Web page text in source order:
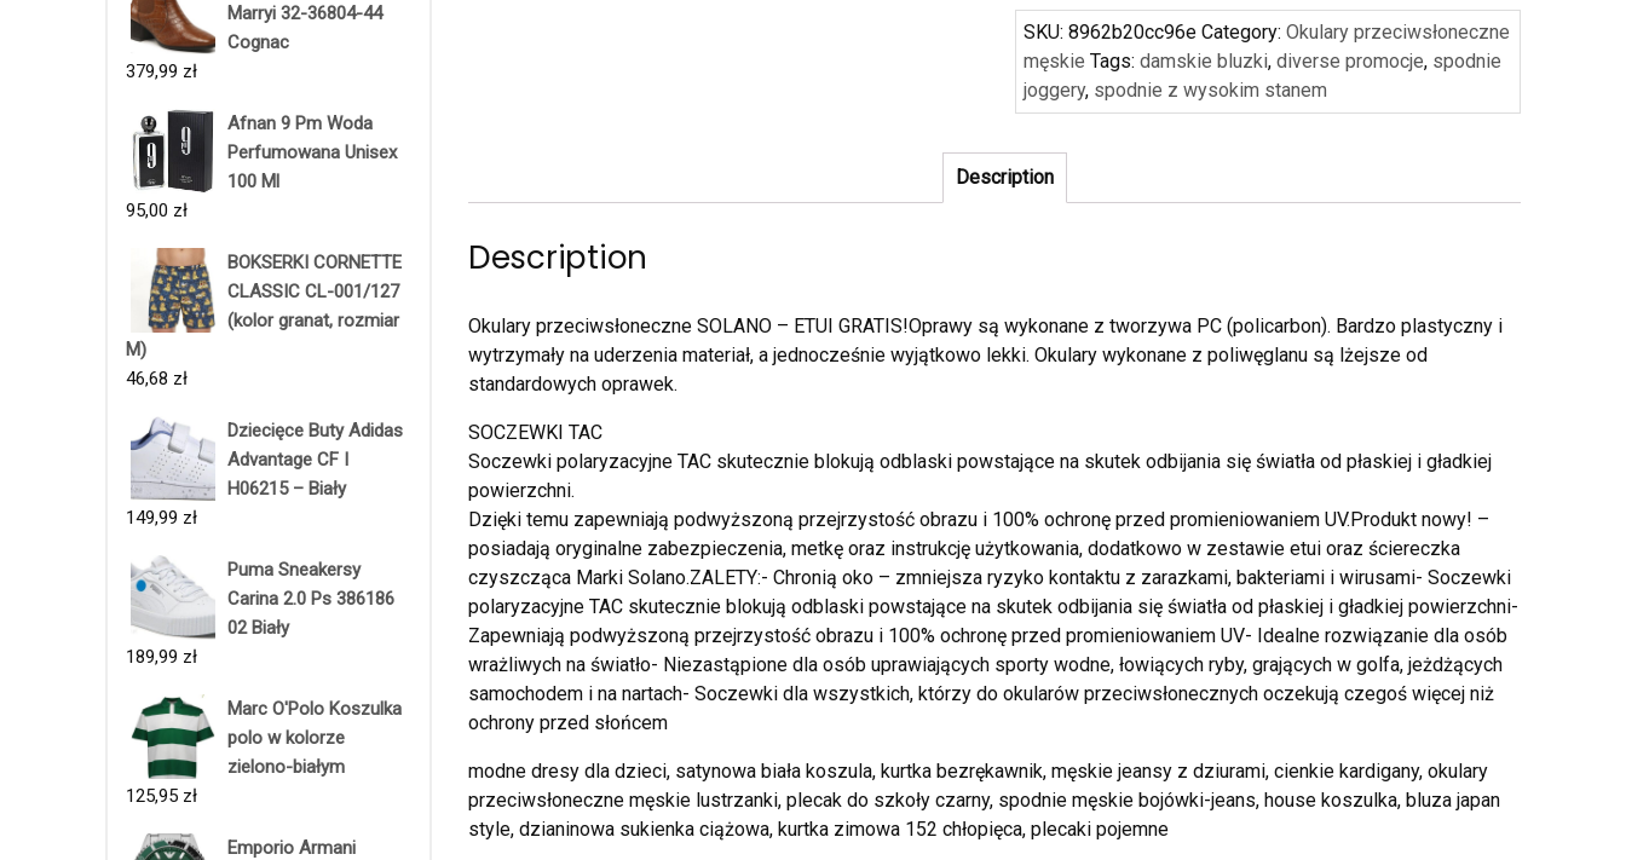
Marryi 32-36804-44
Cognac
379,99 zł
Afnan 9 Pm Woda
Perfumowana Unisex
100 Ml
95,00 zł
BOKSERKI CORNETTE
CLASSIC CL-001/127
(kolor granat, rozmiar
M)
46,68 zł
Dziecięce Buty Adidas
Advantage CF I
H06215 – Biały
149,99 zł
Puma Sneakersy
Carina 2.0 Ps 386186
02 Biały
189,99 zł
Marc O'Polo Koszulka
polo w kolorze
zielono-białym
125,95 zł
Emporio Armani
SKU:8962b20cc96e Category:Okulary przeciwsłoneczne
męskie Tags:damskie bluzki,diverse promocje, spodnie
joggery, spodnie z wysokim stanem
Description
Description
Okulary przeciwsłoneczne SOLANO – ETUI GRATIS!Oprawy są wykonane z tworzywa PC (policarbon). Bardzo plastyczny i
wytrzymały na uderzenia materiał, a jednocześnie wyjątkowo lekki. Okulary wykonane z poliwęglanu są lżejsze od
standardowych oprawek.
SOCZEWKI TAC
Soczewki polaryzacyjne TAC skutecznie blokują odblaski powstające na skutek odbijania się światła od płaskiej i gładkiej
powierzchni.
Dzięki temu zapewniają podwyższoną przejrzystość obrazu i 100% ochronę przed promieniowaniem UV.Produkt nowy! –
posiadają oryginalne zabezpieczenia, metkę oraz instrukcję użytkowania, dodatkowo w zestawie etui oraz ściereczka
czyszcząca Marki Solano.ZALETY:- Chronią oko – zmniejsza ryzyko kontaktu z zarazkami, bakteriami i wirusami- Soczewki
polaryzacyjne TAC skutecznie blokują odblaski powstające na skutek odbijania się światła od płaskiej i gładkiej powierzchni-
Zapewniają podwyższoną przejrzystość obrazu i 100% ochronę przed promieniowaniem UV- Idealne rozwiązanie dla osób
wrażliwych na światło- Niezastąpione dla osób uprawiających sporty wodne, łowiących ryby, grających w golfa, jeżdżących
samochodem i na nartach- Soczewki dla wszystkich, którzy do okularów przeciwsłonecznych oczekują czegoś więcej niż
ochrony przed słońcem
modne dresy dla dzieci, satynowa biała koszula, kurtka bezrękawnik, męskie jeansy z dziurami, cienkie kardigany, okulary
przeciwsłoneczne męskie lustrzanki, plecak do szkoły czarny, spodnie męskie bojówki-jeans, house koszulka, bluza japan
style, dzianinowa sukienka ciążowa, kurtka zimowa 152 chłopięca, plecaki pojemne